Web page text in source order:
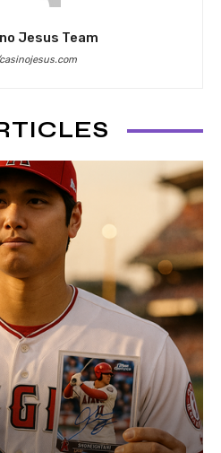
Jesus Team